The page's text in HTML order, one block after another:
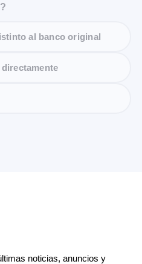
al banco original
noticias, anuncios y